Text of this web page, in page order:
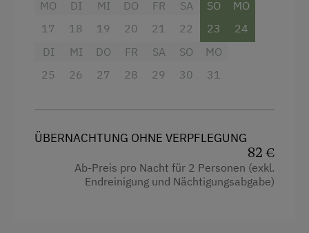
Geführte Ausritte
Geführte Bergtouren
Heimatmuseum
Hüttenabend
Jogging-Routen
Balkon/Terrasse
Dusche
Wasserkocher
Küche
Küchenausstattung
MO
17
DI
18
MI
19
DO
20
FR
21
SA
22
SO
23
MO
24
DI
25
MI
26
DO
27
FR
28
SA
29
SO
30
MO
31
ÜBERNACHTUNG OHNE VERPFLEGUNG
82 €
Ab-Preis pro Nacht für 2 Personen (exkl.
Endreinigung und Nächtigungsabgabe)